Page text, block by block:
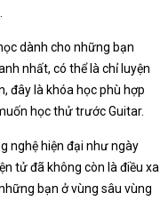
dành cho những bạn
nhất, có thể là chỉ luyện
đây là khóa học phù hợp
học thử trước Guitar.
nghệ hiện đại như ngày
tử đã không còn là điều xa
bạn ở vùng sâu vùng